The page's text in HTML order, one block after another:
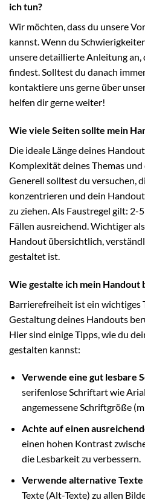
ich tun?
Wir möchten, dass du unsere
kannst. Wenn du
unsere detaillierte Anleitung an,
findest. Solltest du danach
kontaktiere uns gerne über
helfen dir gerne weiter!
Wie viele Seiten sollte mein
Die ideale Länge deines
Komplexität deines Themas und
Generell solltest du versuchen,
konzentrieren und dein
zu ziehen. Als Faustregel gilt: 2-
Fällen ausreichend. Wichtiger
Handout übersichtlich,
gestaltet ist.
Wie gestalte ich mein
Barrierefreiheit ist ein wichtiges
Gestaltung deines Handouts
Hier sind einige Tipps, wie du
gestalten kannst:
Verwende eine gut lesbare
serifenlose Schriftart wie
angemessene Schriftgröße
Achte auf einen
einen hohen Kontrast
die Lesbarkeit zu verbessern.
Verwende alternative
Texte (Alt-Texte) zu allen